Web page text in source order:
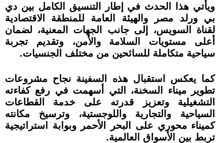
ويأتي هذا الحدث في إطار التنسيق الكامل بين دي
بي ورلد مصر والهيئة العامة للمنطقة الاقتصادية
لقناة السويس، إلى جانب الجهات المعنية، لضمان
أعلى مستويات السلامة والأمن، وتقديم تجربة
سياحية متكاملة للسائحين من مختلف الجنسيات.
كما يعكس استقبال هذه السفينة نجاح مشروعات
تطوير ميناء السخنة، التي أسهمت في رفع كفاءته
التشغيلية وتعزيز قدرته على خدمة القطاعات
السياحية والتجارية واللوجستية، وترسيخ مكانته
كميناء محوري على البحر الأحمر وبوابة استراتيجية
تربط بين الأسواق العالمية.